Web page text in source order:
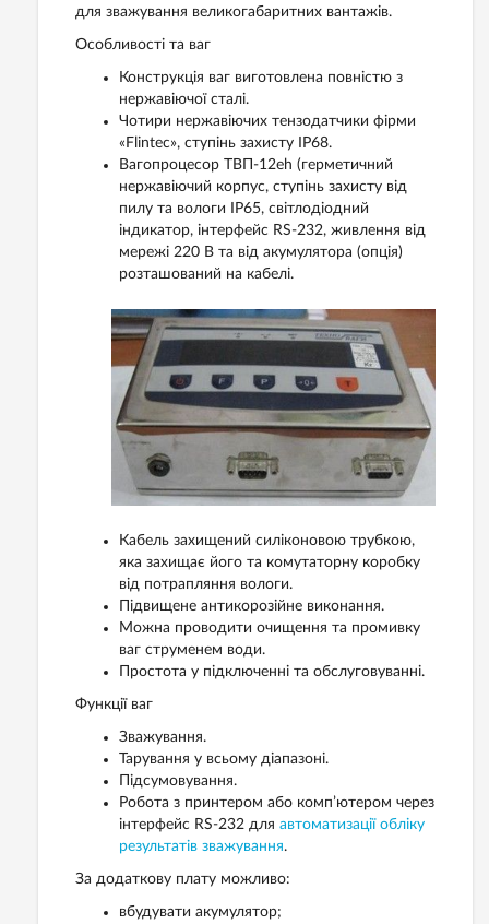
для зважування великогабаритних вантажів.
Особливості та ваг
Конструкція ваг виготовлена повністю з
нержавіючої сталі.
Чотири нержавіючих тензодатчики фірми
«Flintec», ступінь захисту IP68.
Вагопроцесор ТВП-12еh (герметичний
нержавіючий корпус, ступінь захисту від
пилу та вологи IP65, світлодіодний
індикатор, інтерфейс RS-232, живлення від
мережі 220 В та від акумулятора (опція)
розташований на кабелі.
Кабель захищений силіконовою трубкою,
яка захищає його та комутаторну коробку
від потрапляння вологи.
Підвищене антикорозійне виконання.
Можна проводити очищення та промивку
ваг струменем води.
Простота у підключенні та обслуговуванні.
Функції ваг
Зважування.
Тарування у всьому діапазоні.
Підсумовування.
Робота з принтером або комп’ютером через
інтерфейс RS-232 для автоматизації обліку
результатів зважування.
За додаткову плату можливо:
вбудувати акумулятор;